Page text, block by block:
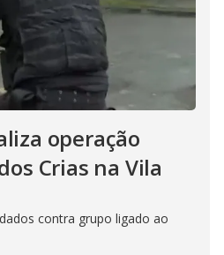
operação
Crias na Vila
contra grupo ligado ao